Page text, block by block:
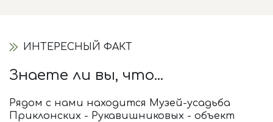
ИНТЕРЕСНЫЙ ФАКТ
Знаете ли вы, что...
Рядом с нами находится Музей-усадьба
Приклонских - Рукавишниковых - объект